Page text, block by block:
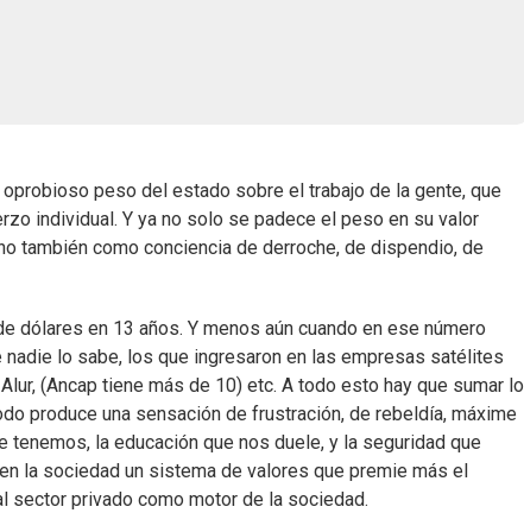
peso del estado sobre el trabajo de la gente, que
individual. Y ya no solo se padece el peso en su valor
también como conciencia de derroche, de dispendio, de
en 13 años. Y menos aún cuando en ese número
lo sabe, los que ingresaron en las empresas satélites
(Ancap tiene más de 10) etc. A todo esto hay que sumar lo
produce una sensación de frustración, de rebeldía, máxime
la educación que nos duele, y la seguridad que
la sociedad un sistema de valores que premie más el
sector privado como motor de la sociedad.